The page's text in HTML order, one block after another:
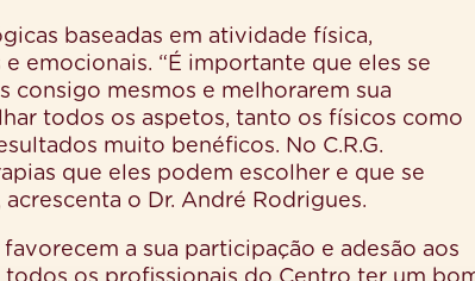
baseadas em atividade física,
emocionais. “É importante que eles se
consigo mesmos e melhorarem sua
todos os aspetos, tanto os físicos como
muito benéficos. No C.R.G.
que eles podem escolher e que se
o Dr. André Rodrigues.
a sua participação e adesão aos